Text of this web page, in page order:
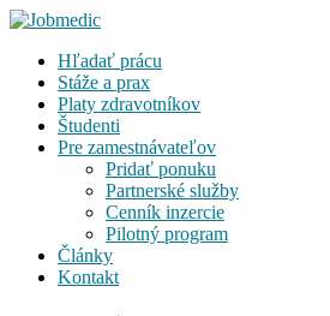
Hľadať prácu
Stáže a prax
Platy zdravotníkov
Študenti
Pre zamestnávateľov
Pridať ponuku
Partnerské služby
Cenník inzercie
Pilotný program
Články
Kontakt